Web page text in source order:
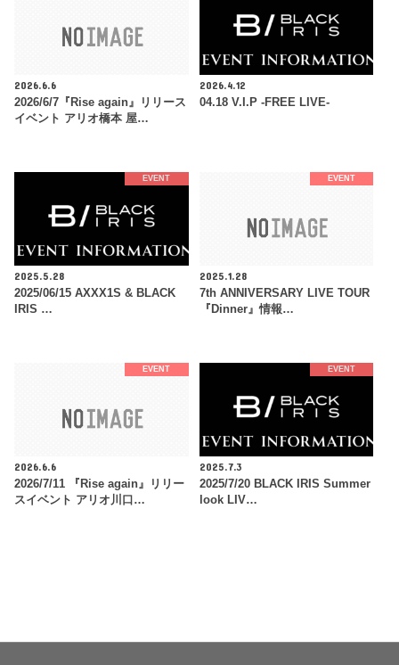
2026.6.6
2026/6/7『Rise again』リリース
イベント アリオ橋本 屋…
2026.4.12
04.18 V.I.P -FREE LIVE-
EVENT
2025.5.28
2025/06/15 AXXX1S & BLACK
IRIS …
EVENT
2025.1.28
7th ANNIVERSARY LIVE TOUR
『Dinner』情報…
EVENT
2026.6.6
2026/7/11 『Rise again』リリー
スイベント アリオ川口…
EVENT
2025.7.3
2025/7/20 BLACK IRIS Summer
look LIV…